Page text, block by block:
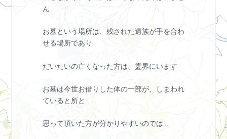
ん
お墓という場所は、残された遺族が手を合わ
せる場所であり
だいたいの亡くなった方は、霊界にいます
お墓は今世お借りした体の一部が、しまわれ
ていると所と
思って頂いた方が分かりやすいのでは…